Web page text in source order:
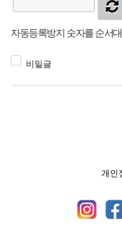
자동등록방지 숫자를 순서
비밀글
개인